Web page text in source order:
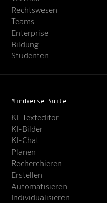
Rechtswesen
Teams
Enterprise
Bildung
Studenten
Mindverse Suite
KI-Texteditor
KI-Bilder
KI-Chat
Planen
Recherchieren
Erstellen
Automatisieren
Individualisieren